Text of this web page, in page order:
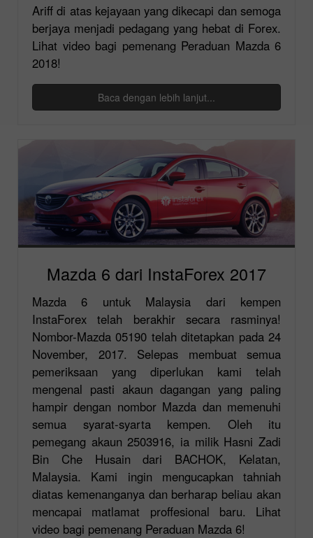
Ariff di atas kejayaan yang dikecapi dan semoga
berjaya menjadi pedagang yang hebat di Forex.
Lihat video bagi pemenang Peraduan Mazda 6
2018!
Baca dengan lebih lanjut...
Mazda 6 dari InstaForex 2017
Mazda 6 untuk Malaysia dari kempen
InstaForex telah berakhir secara rasminya!
Nombor-Mazda 05190 telah ditetapkan pada 24
November, 2017. Selepas membuat semua
pemeriksaan yang diperlukan kami telah
mengenal pasti akaun dagangan yang paling
hampir dengan nombor Mazda dan memenuhi
semua syarat-syarta kempen. Oleh itu
pemegang akaun 2503916, ia milik Hasni Zadi
Bin Che Husain dari BACHOK, Kelatan,
Malaysia. Kami ingin mengucapkan tahniah
diatas kemenanganya dan berharap beliau akan
mencapai matlamat proffesional baru. Lihat
video bagi pemenang Peraduan Mazda 6!